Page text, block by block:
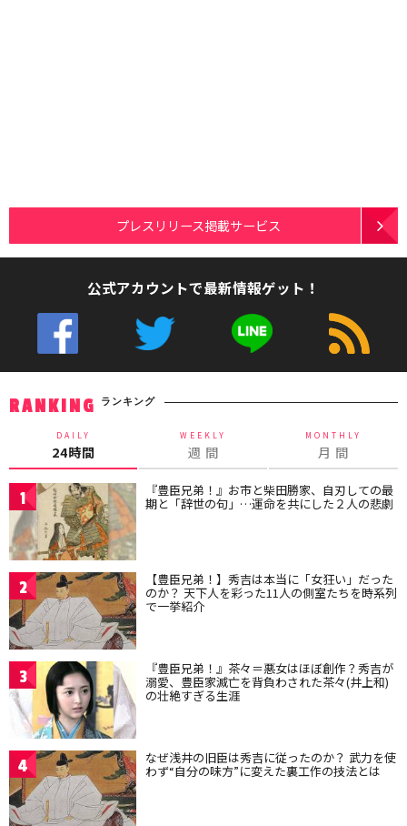
プレスリリース掲載サービス
公式アカウントで最新情報ゲット！
RANKING ランキング
DAILY
24時間
WEEKLY
週 間
MONTHLY
月 間
1 『豊臣兄弟！』お市と柴田勝家、自刃しての最
期と「辞世の句」…運命を共にした２人の悲劇
2 【豊臣兄弟！】秀吉は本当に「女狂い」だった
のか？ 天下人を彩った11人の側室たちを時系列
で一挙紹介
3 『豊臣兄弟！』茶々＝悪女はほぼ創作？秀吉が
溺愛、豊臣家滅亡を背負わされた茶々(井上和)
の壮絶すぎる生涯
4 なぜ浅井の旧臣は秀吉に従ったのか？ 武力を使
わず“自分の味方”に変えた裏工作の技法とは